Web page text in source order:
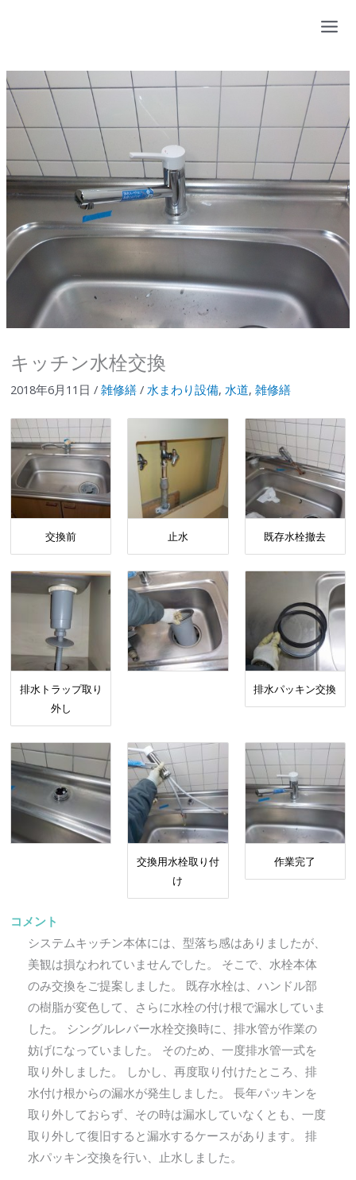
ス
キ
キッチン水栓交換
2018年6月11日 / 雑修繕/ 水まわり設備, 水道, 雑修繕
交換前 止水 既存水栓撤去
排水トラップ取り
外し
排水パッキン交換
交換用水栓取り付
け
作業完了
コメント
システムキッチン本体には、型落ち感はありましたが、
美観は損なわれていませんでした。 そこで、水栓本体
のみ交換をご提案しました。 既存水栓は、ハンドル部
の樹脂が変色して、さらに水栓の付け根で漏水していま
した。 シングルレバー水栓交換時に、排水管が作業の
妨げになっていました。 そのため、一度排水管一式を
取り外しました。 しかし、再度取り付けたところ、排
水付け根からの漏水が発生しました。 長年パッキンを
取り外しておらず、その時は漏水していなくとも、一度
取り外して復旧すると漏水するケースがあります。 排
水パッキン交換を行い、止水しました。